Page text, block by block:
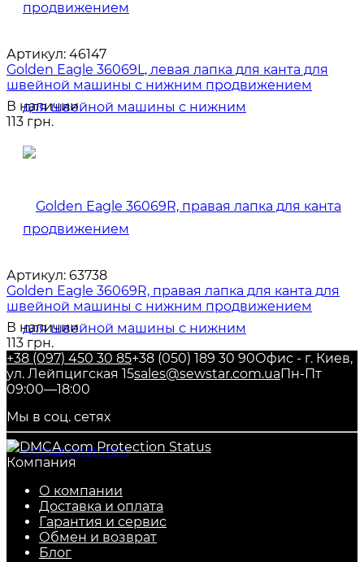
Артикул: 46147
Golden Eagle 36069L, левая лапка для канта для
швейной машины с нижним продвижением
В наличии
113 грн.
Артикул: 63738
Golden Eagle 36069R, правая лапка для канта для
швейной машины с нижним продвижением
В наличии
113 грн.
+38 (097) 450 30 85+38 (050) 189 30 90Офис - г. Киев,
ул. Лейпцигская 15sales@sewstar.com.uaПн-Пт
09:00—18:00
Мы в соц. сетях
Компания
О компании
Доставка и оплата
Гарантия и сервис
Обмен и возврат
Блог